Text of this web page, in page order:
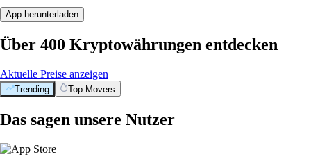
App herunterladen
Über 400 Kryptowährungen entdecken
Aktuelle Preise anzeigen
Trending Top Movers
Das sagen unsere Nutzer